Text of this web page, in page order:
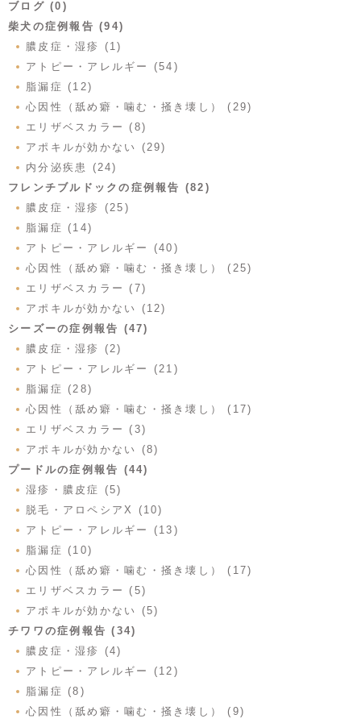
ブログ (0)
柴犬の症例報告 (94)
膿皮症・湿疹 (1)
アトピー・アレルギー (54)
脂漏症 (12)
心因性（舐め癖・噛む・掻き壊し） (29)
エリザベスカラー (8)
アポキルが効かない (29)
内分泌疾患 (24)
フレンチブルドックの症例報告 (82)
膿皮症・湿疹 (25)
脂漏症 (14)
アトピー・アレルギー (40)
心因性（舐め癖・噛む・掻き壊し） (25)
エリザベスカラー (7)
アポキルが効かない (12)
シーズーの症例報告 (47)
膿皮症・湿疹 (2)
アトピー・アレルギー (21)
脂漏症 (28)
心因性（舐め癖・噛む・掻き壊し） (17)
エリザベスカラー (3)
アポキルが効かない (8)
プードルの症例報告 (44)
湿疹・膿皮症 (5)
脱毛・アロペシアX (10)
アトピー・アレルギー (13)
脂漏症 (10)
心因性（舐め癖・噛む・掻き壊し） (17)
エリザベスカラー (5)
アポキルが効かない (5)
チワワの症例報告 (34)
膿皮症・湿疹 (4)
アトピー・アレルギー (12)
脂漏症 (8)
心因性（舐め癖・噛む・掻き壊し） (9)